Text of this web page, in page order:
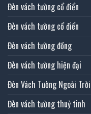
Đèn vách tường cổ điển
Đèn vách tường cổ điển
Đèn vách tường đồng
Đèn vách tường hiện đại
Đèn Vách Tường Ngoài Trời
Đèn vách tường thuỷ tinh